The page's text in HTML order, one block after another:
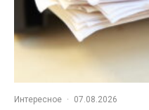
Интересное · 07.08.2026